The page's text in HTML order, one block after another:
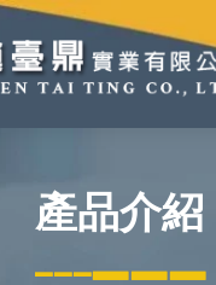
產品介紹
▂▂▂▂▂▂